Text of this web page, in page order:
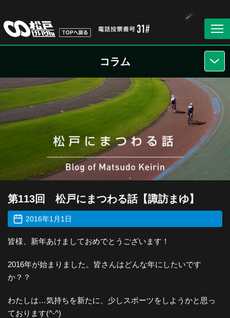
コラム
第113回 松戸にまつわる話【諏訪まゆ】
2016年1月1日
皆様、新年あけましておめでとうございます！
2016年が始まりました。皆さんはどんな年にしたいです
か？？
わたしは…気持ちを新たに、少しスポーツをしようかと思っ
ております(^-^)